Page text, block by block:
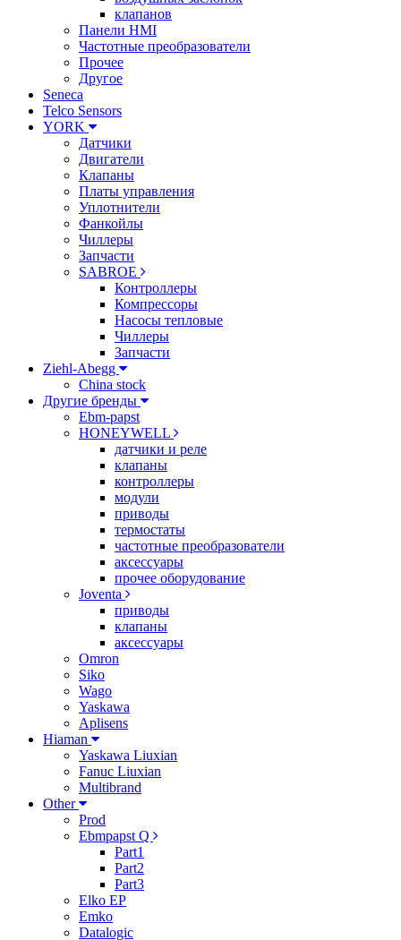
клапанов
Панели HMI
Частотные преобразователи
Прочее
Другое
Seneca
Telco Sensors
YORK
Датчики
Двигатели
Клапаны
Платы управления
Уплотнители
Фанкойлы
Чиллеры
Запчасти
SABROE
Контроллеры
Компрессоры
Насосы тепловые
Чиллеры
Запчасти
Ziehl-Abegg
China stock
Другие бренды
Ebm-papst
HONEYWELL
датчики и реле
клапаны
контроллеры
модули
приводы
термостаты
частотные преобразователи
аксессуары
прочее оборудование
Joventa
приводы
клапаны
аксессуары
Omron
Siko
Wago
Yaskawa
Aplisens
Hiaman
Yaskawa Liuxian
Fanuc Liuxian
Multibrand
Other
Prod
Ebmpapst Q
Part1
Part2
Part3
Elko EP
Emko
Datalogic